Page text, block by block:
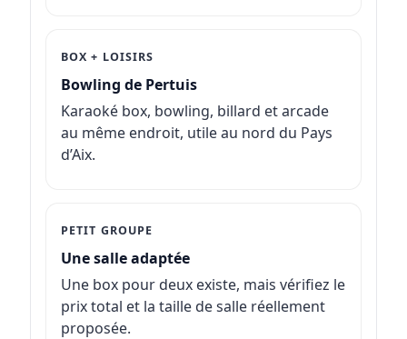
BOX + LOISIRS
Bowling de Pertuis
Karaoké box, bowling, billard et arcade
au même endroit, utile au nord du Pays
d’Aix.
PETIT GROUPE
Une salle adaptée
Une box pour deux existe, mais vérifiez le
prix total et la taille de salle réellement
proposée.